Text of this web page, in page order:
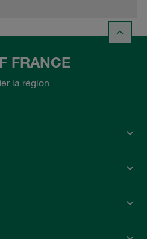
FRANCE
la région